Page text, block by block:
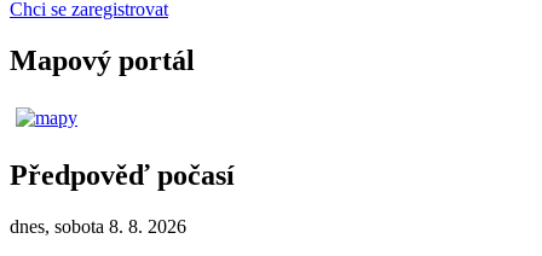
Chci se zaregistrovat
Mapový portál
Předpověď počasí
dnes, sobota 8. 8. 2026